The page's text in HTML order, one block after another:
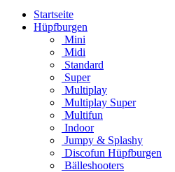
Startseite
Hüpfburgen
Mini
Midi
Standard
Super
Multiplay
Multiplay Super
Multifun
Indoor
Jumpy & Splashy
Discofun Hüpfburgen
Bälleshooters